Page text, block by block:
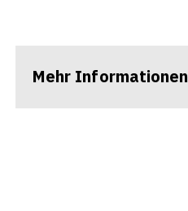
Mehr Informationen